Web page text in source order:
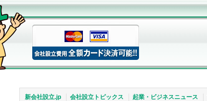
新会社設立.jp 会社設立トピックス 起業・ビジネスニュース